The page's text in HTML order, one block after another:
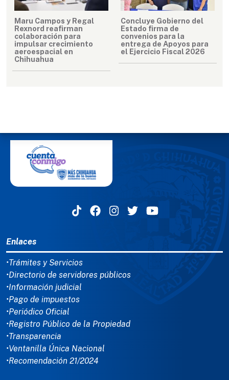
Maru Campos y Regal
Rexnord reafirman
colaboración para
impulsar crecimiento
aeroespacial en
Chihuahua
Concluye Gobierno del
Estado firma de
convenios para la
entrega de Apoyos para
el Ejercicio Fiscal 2026
Enlaces
•Trámites y Servicios
•Directorio de servidores públicos
•Información judicial
•Pago de impuestos
•Periódico Oficial
•Registro Público de la Propiedad
•Transparencia
•Ventanilla Única Nacional
•Recomendación 21/2024